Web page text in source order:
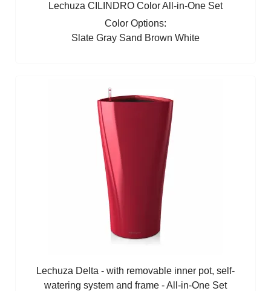
Lechuza CILINDRO Color All-in-One Set
Color Options:
Slate Gray Sand Brown White
Lechuza Delta - with removable inner pot, self-
watering system and frame - All-in-One Set